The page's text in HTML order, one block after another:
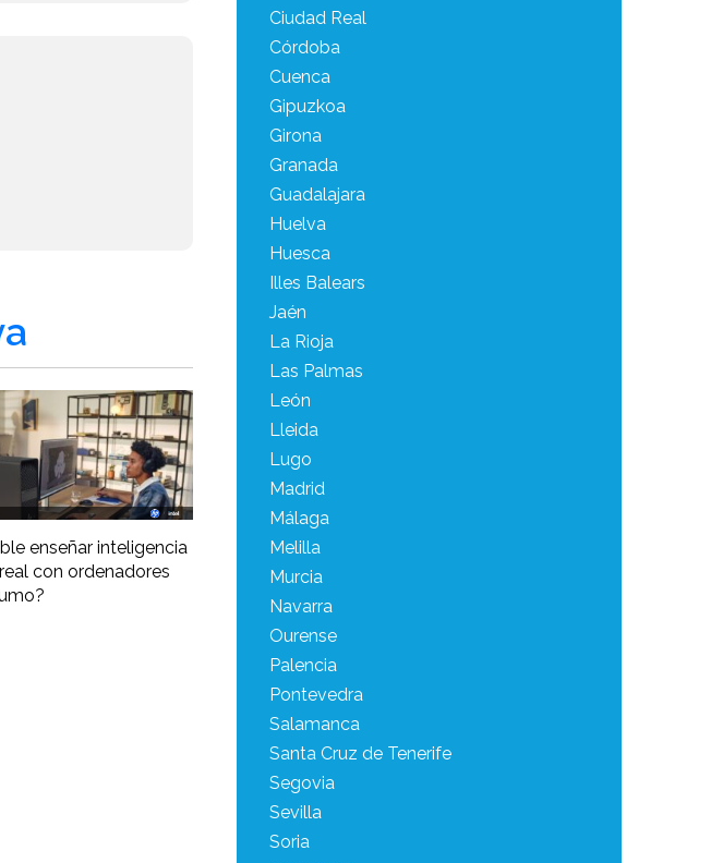
enseñar inteligencia
con ordenadores
Ciudad Real
Córdoba
Cuenca
Gipuzkoa
Girona
Granada
Guadalajara
Huelva
Huesca
Illes Balears
Jaén
La Rioja
Las Palmas
León
Lleida
Lugo
Madrid
Málaga
Melilla
Murcia
Navarra
Ourense
Palencia
Pontevedra
Salamanca
Santa Cruz de Tenerife
Segovia
Sevilla
Soria